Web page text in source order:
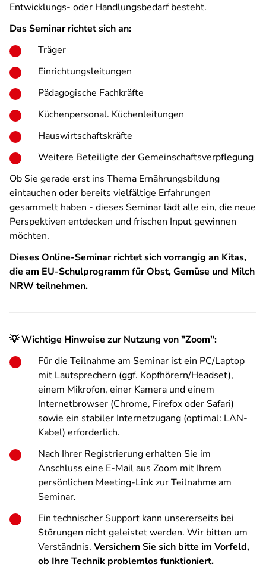
Entwicklungs- oder Handlungsbedarf besteht.
Das Seminar richtet sich an:
Träger
Einrichtungsleitungen
Pädagogische Fachkräfte
Küchenpersonal. Küchenleitungen
Hauswirtschaftskräfte
Weitere Beteiligte der Gemeinschaftsverpflegung
Ob Sie gerade erst ins Thema Ernährungsbildung
eintauchen oder bereits vielfältige Erfahrungen
gesammelt haben - dieses Seminar lädt alle ein, die neue
Perspektiven entdecken und frischen Input gewinnen
möchten.
Dieses Online-Seminar richtet sich vorrangig an Kitas,
die am EU-Schulprogramm für Obst, Gemüse und Milch
NRW teilnehmen.
💡 Wichtige Hinweise zur Nutzung von "Zoom":
Für die Teilnahme am Seminar ist ein PC/Laptop
mit Lautsprechern (ggf. Kopfhörern/Headset),
einem Mikrofon, einer Kamera und einem
Internetbrowser (Chrome, Firefox oder Safari)
sowie ein stabiler Internetzugang (optimal: LAN-
Kabel) erforderlich.
Nach Ihrer Registrierung erhalten Sie im
Anschluss eine E-Mail aus Zoom mit Ihrem
persönlichen Meeting-Link zur Teilnahme am
Seminar.
Ein technischer Support kann unsererseits bei
Störungen nicht geleistet werden. Wir bitten um
Verständnis. Versichern Sie sich bitte im Vorfeld,
ob Ihre Technik problemlos funktioniert.